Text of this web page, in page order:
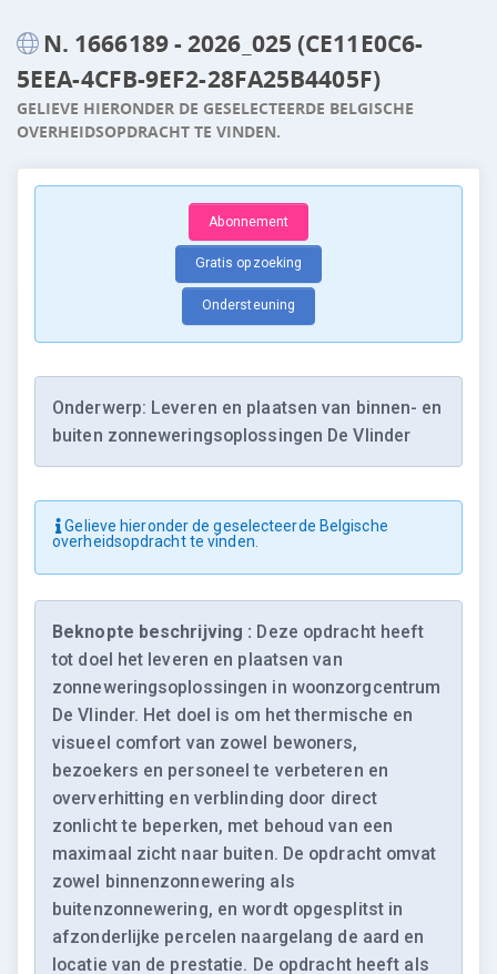
N. 1666189 - 2026_025 (CE11E0C6-
5EEA-4CFB-9EF2-28FA25B4405F)
GELIEVE HIERONDER DE GESELECTEERDE BELGISCHE
OVERHEIDSOPDRACHT TE VINDEN.
Abonnement
Gratis opzoeking
Ondersteuning
Onderwerp: Leveren en plaatsen van binnen- en
buiten zonneweringsoplossingen De Vlinder
Gelieve hieronder de geselecteerde Belgische
overheidsopdracht te vinden.
Beknopte beschrijving : Deze opdracht heeft
tot doel het leveren en plaatsen van
zonneweringsoplossingen in woonzorgcentrum
De Vlinder. Het doel is om het thermische en
visueel comfort van zowel bewoners,
bezoekers en personeel te verbeteren en
oververhitting en verblinding door direct
zonlicht te beperken, met behoud van een
maximaal zicht naar buiten. De opdracht omvat
zowel binnenzonnewering als
buitenzonnewering, en wordt opgesplitst in
afzonderlijke percelen naargelang de aard en
locatie van de prestatie. De opdracht heeft als